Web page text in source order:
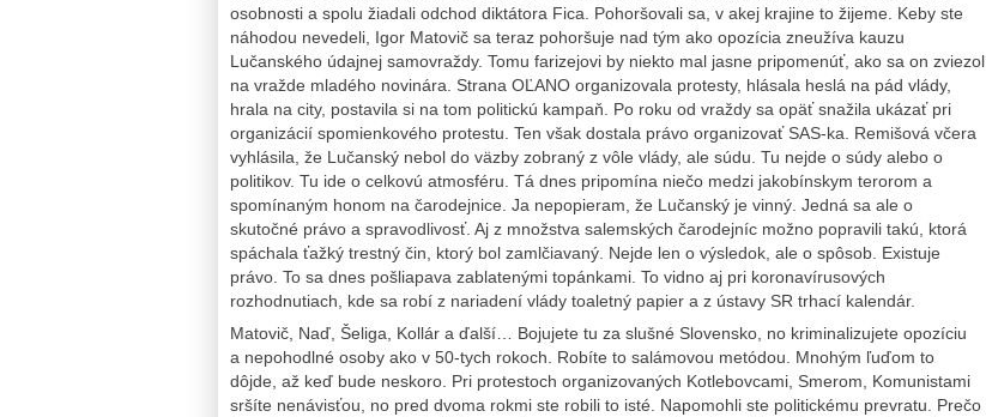
osobnosti a spolu žiadali odchod diktátora Fica. Pohoršovali sa, v akej krajine to žijeme. Keby ste
náhodou nevedeli, Igor Matovič sa teraz pohoršuje nad tým ako opozícia zneužíva kauzu
Lučanského údajnej samovraždy. Tomu farizejovi by niekto mal jasne pripomenúť, ako sa on zviezol
na vražde mladého novinára. Strana OĽANO organizovala protesty, hlásala heslá na pád vlády,
hrala na city, postavila si na tom politickú kampaň. Po roku od vraždy sa opäť snažila ukázať pri
organizácií spomienkového protestu. Ten však dostala právo organizovať SAS-ka. Remišová včera
vyhlásila, že Lučanský nebol do väzby zobraný z vôle vlády, ale súdu. Tu nejde o súdy alebo o
politikov. Tu ide o celkovú atmosféru. Tá dnes pripomína niečo medzi jakobínskym terorom a
spomínaným honom na čarodejnice. Ja nepopieram, že Lučanský je vinný. Jedná sa ale o
skutočné právo a spravodlivosť. Aj z množstva salemských čarodejníc možno popravili takú, ktorá
spáchala ťažký trestný čin, ktorý bol zamlčiavaný. Nejde len o výsledok, ale o spôsob. Existuje
právo. To sa dnes pošliapava zablatenými topánkami. To vidno aj pri koronavírusových
rozhodnutiach, kde sa robí z nariadení vlády toaletný papier a z ústavy SR trhací kalendár.
Matovič, Naď, Šeliga, Kollár a ďalší… Bojujete tu za slušné Slovensko, no kriminalizujete opozíciu
a nepohodlné osoby ako v 50-tych rokoch. Robíte to salámovou metódou. Mnohým ľuďom to
dôjde, až keď bude neskoro. Pri protestoch organizovaných Kotlebovcami, Smerom, Komunistami
sršíte nenávisťou, no pred dvoma rokmi ste robili to isté. Napomohli ste politickému prevratu. Prečo